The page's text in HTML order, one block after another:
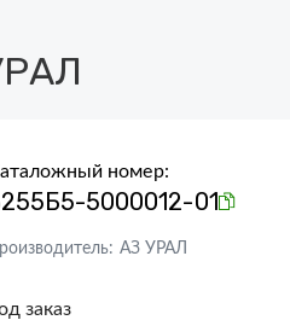
номер:
5000012-01
АЗ УРАЛ
заказ